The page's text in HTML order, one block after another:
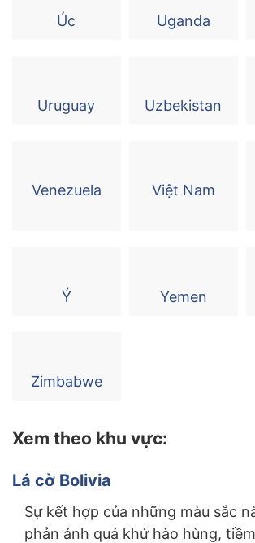
Úc Uganda
Uruguay Uzbekistan
Venezuela Việt Nam
Ý Yemen
Zimbabwe
Xem theo khu vực:
Lá cờ Bolivia
Sự kết hợp của những màu sắc
phản ánh quá khứ hào hùng,